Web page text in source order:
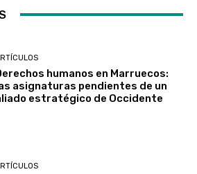
humanos en Marruecos:
asignaturas pendientes de un
estratégico de Occidente